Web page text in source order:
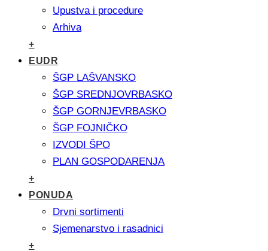
Upustva i procedure
Arhiva
+
EUDR
ŠGP LAŠVANSKO
ŠGP SREDNJOVRBASKO
ŠGP GORNJEVRBASKO
ŠGP FOJNIČKO
IZVODI ŠPO
PLAN GOSPODARENJA
+
PONUDA
Drvni sortimenti
Sjemenarstvo i rasadnici
+